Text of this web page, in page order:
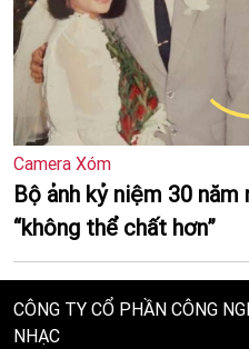
Camera Xóm
Bộ ảnh kỷ niệm 30
“không thể chất hơn”
CÔNG TY CỔ PHẦN CÔNG
NHẠC